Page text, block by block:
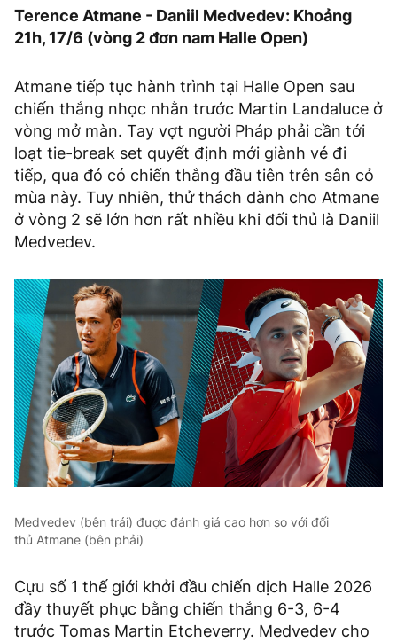
Terence Atmane - Daniil Medvedev: Khoảng
21h, 17/6 (vòng 2 đơn nam Halle Open)
Atmane tiếp tục hành trình tại Halle Open sau
chiến thắng nhọc nhằn trước Martin Landaluce ở
vòng mở màn. Tay vợt người Pháp phải cần tới
loạt tie-break set quyết định mới giành vé đi
tiếp, qua đó có chiến thắng đầu tiên trên sân cỏ
mùa này. Tuy nhiên, thử thách dành cho Atmane
ở vòng 2 sẽ lớn hơn rất nhiều khi đối thủ là Daniil
Medvedev.
Medvedev (bên trái) được đánh giá cao hơn so với đối
thủ Atmane (bên phải)
Cựu số 1 thế giới khởi đầu chiến dịch Halle 2026
đầy thuyết phục bằng chiến thắng 6-3, 6-4
trước Tomas Martin Etcheverry. Medvedev cho